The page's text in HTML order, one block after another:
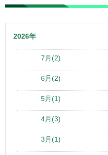
2026年
7月(2)
6月(2)
5月(1)
4月(3)
3月(1)